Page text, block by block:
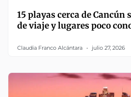
15 playas cerca de Cancún
de viaje y lugares poco
Claudia Franco Alcántara julio 27, 2026